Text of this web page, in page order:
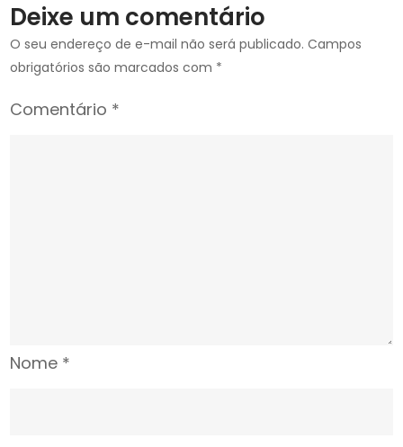
Deixe um comentário
O seu endereço de e-mail não será publicado. Campos
obrigatórios são marcados com *
Comentário *
Nome *